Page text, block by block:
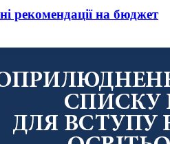
рекомендації на бюджет